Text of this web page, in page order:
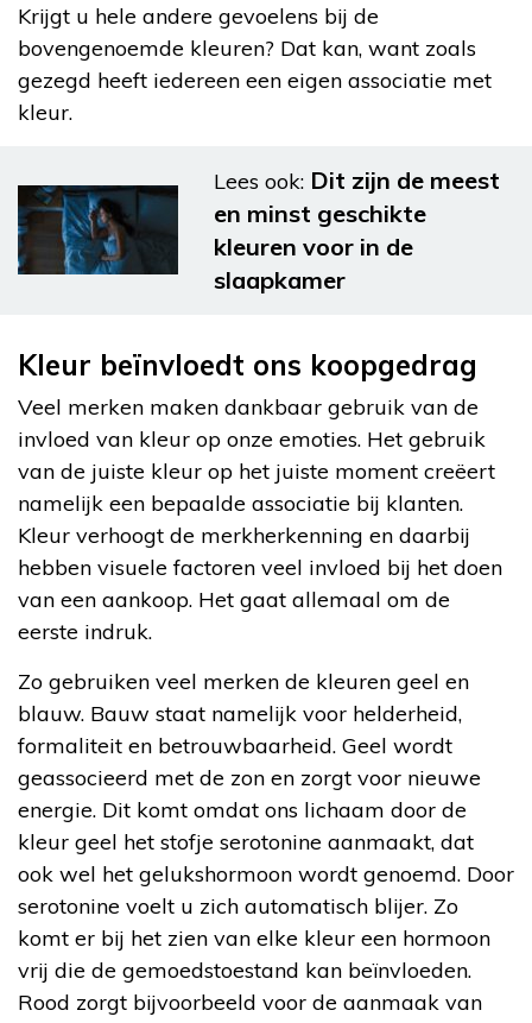
Krijgt u hele andere gevoelens bij de
bovengenoemde kleuren? Dat kan, want zoals
gezegd heeft iedereen een eigen associatie met
kleur.
Lees ook: Dit zijn de meest
en minst geschikte
kleuren voor in de
slaapkamer
Kleur beïnvloedt ons koopgedrag
Veel merken maken dankbaar gebruik van de
invloed van kleur op onze emoties. Het gebruik
van de juiste kleur op het juiste moment creëert
namelijk een bepaalde associatie bij klanten.
Kleur verhoogt de merkherkenning en daarbij
hebben visuele factoren veel invloed bij het doen
van een aankoop. Het gaat allemaal om de
eerste indruk.
Zo gebruiken veel merken de kleuren geel en
blauw. Bauw staat namelijk voor helderheid,
formaliteit en betrouwbaarheid. Geel wordt
geassocieerd met de zon en zorgt voor nieuwe
energie. Dit komt omdat ons lichaam door de
kleur geel het stofje serotonine aanmaakt, dat
ook wel het gelukshormoon wordt genoemd. Door
serotonine voelt u zich automatisch blijer. Zo
komt er bij het zien van elke kleur een hormoon
vrij die de gemoedstoestand kan beïnvloeden.
Rood zorgt bijvoorbeeld voor de aanmaak van